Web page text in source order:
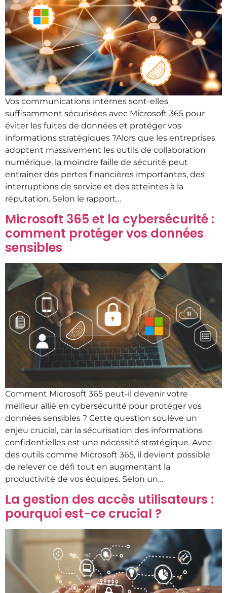
Vos communications internes sont-elles
suffisamment sécurisées avec Microsoft 365 pour
éviter les fuites de données et protéger vos
informations stratégiques ?Alors que les entreprises
adoptent massivement les outils de collaboration
numérique, la moindre faille de sécurité peut
entraîner des pertes financières importantes, des
interruptions de service et des atteintes à la
réputation. Selon le rapport…
Microsoft 365 et la cybersécurité :
comment protéger vos données
sensibles
Comment Microsoft 365 peut-il devenir votre
meilleur allié en cybersécurité pour protéger vos
données sensibles ? Cette question soulève un
enjeu crucial, car la sécurisation des informations
confidentielles est une nécessité stratégique. Avec
des outils comme Microsoft 365, il devient possible
de relever ce défi tout en augmentant la
productivité de vos équipes. Selon un…
La gestion des accès utilisateurs :
pourquoi est-ce crucial ?